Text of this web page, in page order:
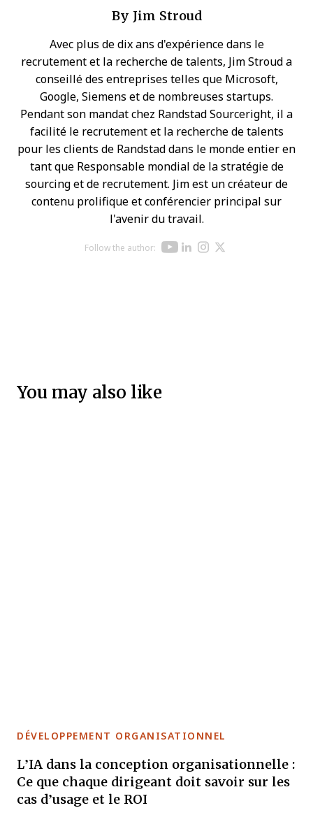
By Jim Stroud
Avec plus de dix ans d'expérience dans le
recrutement et la recherche de talents, Jim Stroud a
conseillé des entreprises telles que Microsoft,
Google, Siemens et de nombreuses startups.
Pendant son mandat chez Randstad Sourceright, il a
facilité le recrutement et la recherche de talents
pour les clients de Randstad dans le monde entier en
tant que Responsable mondial de la stratégie de
sourcing et de recrutement. Jim est un créateur de
contenu prolifique et conférencier principal sur
l'avenir du travail.
Follow the author: Opens new
Opens new
Opens new
Opens new
You may also like
DÉVELOPPEMENT ORGANISATIONNEL
L’IA dans la conception organisationnelle :
Ce que chaque dirigeant doit savoir sur les
cas d’usage et le ROI